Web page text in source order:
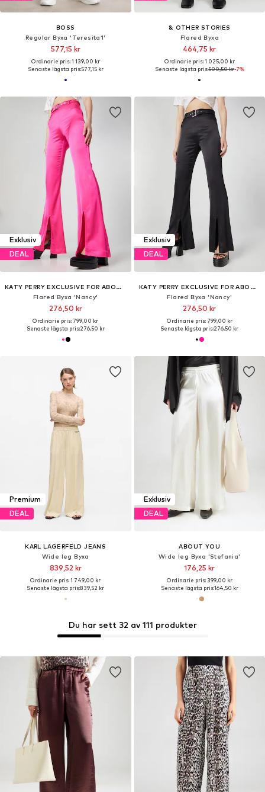
BOSS
Regular Byxa 'Teresita1'
577,15 kr
Ordinarie pris: 1 139,00 kr
Senaste lägsta pris:577,15 kr
& OTHER STORIES
Flared Byxa
464,75 kr
Ordinarie pris: 1 025,00 kr
Senaste lägsta pris:500,50 kr-7%
Exklusiv
DEAL
KATY PERRY EXCLUSIVE FOR ABOUT YOU
Flared Byxa 'Nancy'
276,50 kr
Ordinarie pris: 799,00 kr
Senaste lägsta pris:276,50 kr
Exklusiv
DEAL
KATY PERRY EXCLUSIVE FOR ABOUT YOU
Flared Byxa 'Nancy'
276,50 kr
Ordinarie pris: 799,00 kr
Senaste lägsta pris:276,50 kr
Premium
DEAL
KARL LAGERFELD JEANS
Wide leg Byxa
839,52 kr
Ordinarie pris: 1 749,00 kr
Senaste lägsta pris:839,52 kr
Exklusiv
DEAL
ABOUT YOU
Wide leg Byxa 'Stefania'
176,25 kr
Ordinarie pris: 399,00 kr
Senaste lägsta pris:164,50 kr
Du har sett 32 av 111 produkter